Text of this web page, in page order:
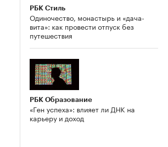
РБК Стиль
Одиночество, монастырь и «дача-
вита»: как провести отпуск без
путешествия
РБК Образование
«Ген успеха»: влияет ли ДНК на
карьеру и доход